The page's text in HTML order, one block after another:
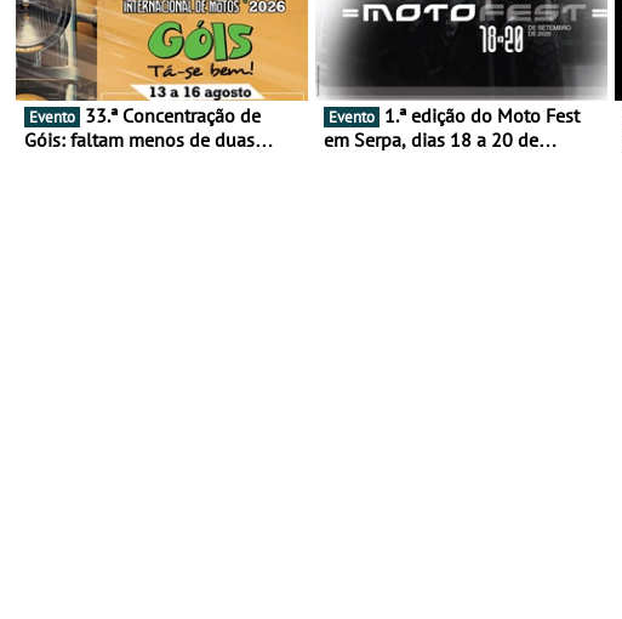
Evento
Góis: faltam menos de duas
Evento
em Serpa, dias 18 a 20 de